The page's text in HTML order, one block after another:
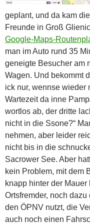
geplant, und da kam
Freunde in Groß
Google-Maps-
man im Auto rund 35
geneigte Besucher am
Wagen. Und bekommt
ick nur, wennse wieder
Wartezeit da inne
wortlos ab, der dritte
nicht in die Ssone?“
nehmen, aber leider
nicht bis in die
Sacrower See. Aber
kein Problem, mit dem
knapp hinter der
Ortsfremder, noch
den ÖPNV nutzt, die
auch noch einen